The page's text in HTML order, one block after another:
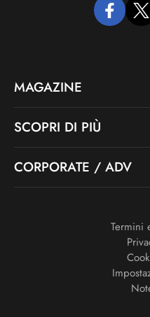
facebook
MAGAZINE
SCOPRI DI PIÙ
CORPORATE / ADV
Termini